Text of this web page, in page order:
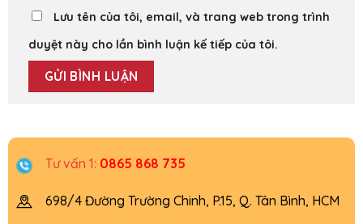
Lưu tên của tôi, email, và trang web trong trình
duyệt này cho lần bình luận kế tiếp của tôi.
Tư vấn 1: 0865 868 735
698/4 Đường Trường Chinh, P.15, Q. Tân Bình, HCM